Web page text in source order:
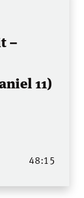
–
11)
48:15